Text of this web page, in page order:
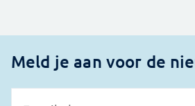
Meld je aan voor de